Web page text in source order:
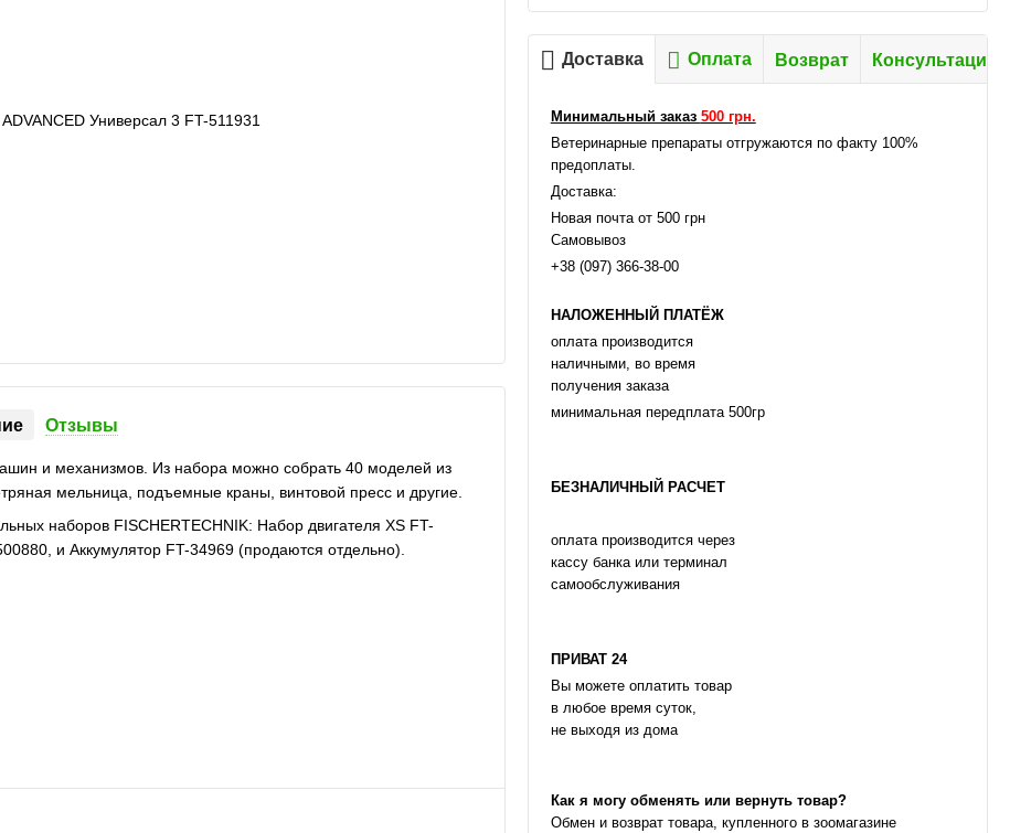
Отзывы
и механизмов. Из набора можно собрать 40 моделей из
мельница, подъемные краны, винтовой пресс и другие.
наборов FISCHERTECHNIK: Набор двигателя XS FT-
, и Аккумулятор FT-34969 (продаются отдельно).
Доставка Оплата Возврат Консультация
Минимальный заказ 500 грн.
Ветеринарные препараты отгружаются по факту 100%
предоплаты.
Доставка:
Новая почта от 500 грн
Самовывоз
+38 (097) 366-38-00
НАЛОЖЕННЫЙ ПЛАТЁЖ
оплата производится
наличными, во время
получения заказа
минимальная передплата 500гр
БЕЗНАЛИЧНЫЙ РАСЧЕТ
оплата производится через
кассу банка или терминал
самообслуживания
ПРИВАТ 24
Вы можете оплатить товар
в любое время суток,
не выходя из дома
Как я могу обменять или вернуть товар?
Обмен и возврат товара, купленного в зоомагазине